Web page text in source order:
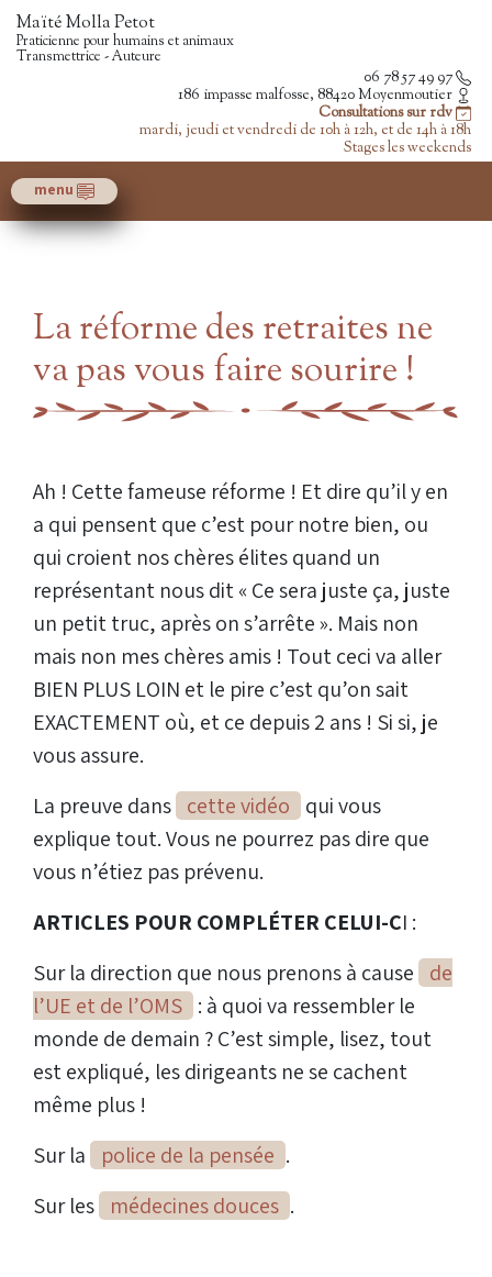
Maïté Molla Petot
Praticienne pour humains et animaux
Transmettrice - Auteure
06 78 57 49 97
186 impasse malfosse, 88420 Moyenmoutier
Consultations sur rdv
mardi, jeudi et vendredi de 10h à 12h, et de 14h à 18h
Stages les weekends
menu
La réforme des retraites ne
va pas vous faire sourire !
Ah ! Cette fameuse réforme ! Et dire qu’il y en
a qui pensent que c’est pour notre bien, ou
qui croient nos chères élites quand un
représentant nous dit « Ce sera juste ça, juste
un petit truc, après on s’arrête ». Mais non
mais non mes chères amis ! Tout ceci va aller
BIEN PLUS LOIN et le pire c’est qu’on sait
EXACTEMENT où, et ce depuis 2 ans ! Si si, je
vous assure.
La preuve dans cette vidéo
qui vous
explique tout. Vous ne pourrez pas dire que
vous n’étiez pas prévenu.
ARTICLES POUR COMPLÉTER CELUI-CI :
Sur la direction que nous prenons à cause
de
l’UE et de l’OMS : à quoi va ressembler le
monde de demain ? C’est simple, lisez, tout
est expliqué, les dirigeants ne se cachent
même plus !
Sur la
police de la pensée .
Sur les
médecines douces .